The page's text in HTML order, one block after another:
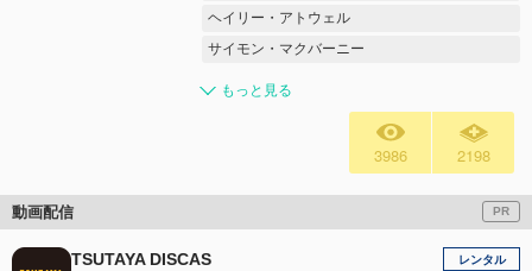
ヘイリー・アトウェル
サイモン・マクバーニー
もっと見る
3986 2198
動画配信 PR
TSUTAYA DISCAS レンタル